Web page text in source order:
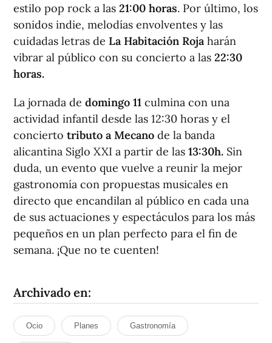
estilo pop rock a las 21:00 horas. Por último, los
sonidos indie, melodías envolventes y las
cuidadas letras de La Habitación Roja harán
vibrar al público con su concierto a las 22:30
horas.
La jornada de domingo 11 culmina con una
actividad infantil desde las 12:30 horas y el
concierto tributo a Mecano de la banda
alicantina Siglo XXI a partir de las 13:30h. Sin
duda, un evento que vuelve a reunir la mejor
gastronomía con propuestas musicales en
directo que encandilan al público en cada una
de sus actuaciones y espectáculos para los más
pequeños en un plan perfecto para el fin de
semana. ¡Que no te cuenten!
Archivado en:
Ocio Planes Gastronomía